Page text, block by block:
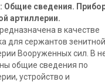
Общие сведения.
артиллерии.
в качестве
для сержантов зенитной
Вооруженных сил. В
общие сведения по
устройство и